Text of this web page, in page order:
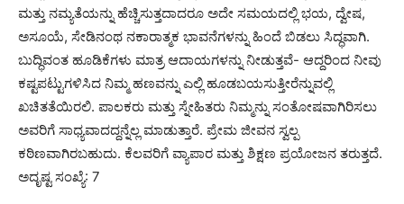
ಮತ್ತು ನಮ್ಯತೆಯನ್ನು ಹೆಚ್ಚಿಸುತ್ತದಾದರೂ ಅದೇ ಸಮಯದಲ್ಲಿ ಭಯ, ದ್ವೇಷ,
ಅಸೂಯೆ, ಸೇಡಿನಂಥ ನಕಾರಾತ್ಮಕ ಭಾವನೆಗಳನ್ನು ಹಿಂದೆ ಬಿಡಲು ಸಿದ್ಧವಾಗಿ.
ಬುದ್ಧಿವಂತ ಹೂಡಿಕೆಗಳು ಮಾತ್ರ ಆದಾಯಗಳನ್ನು ನೀಡುತ್ತವೆ- ಆದ್ದರಿಂದ ನೀವು
ಕಷ್ಟಪಟ್ಟುಗಳಿಸಿದ ನಿಮ್ಮ ಹಣವನ್ನು ಎಲ್ಲಿ ಹೂಡಬಯಸುತ್ತೀರೆನ್ನುವಲ್ಲಿ
ಖಚಿತತೆಯಿರಲಿ. ಪಾಲಕರು ಮತ್ತು ಸ್ನೇಹಿತರು ನಿಮ್ಮನ್ನು ಸಂತೋಷವಾಗಿರಿಸಲು
ಅವರಿಗೆ ಸಾಧ್ಯವಾದದ್ದನ್ನೆಲ್ಲ ಮಾಡುತ್ತಾರೆ. ಪ್ರೇಮ ಜೀವನ ಸ್ವಲ್ಪ
ಕಠಿಣವಾಗಿರಬಹುದು. ಕೆಲವರಿಗೆ ವ್ಯಾಪಾರ ಮತ್ತು ಶಿಕ್ಷಣ ಪ್ರಯೋಜನ ತರುತ್ತದೆ.
ಅದೃಷ್ಟ ಸಂಖ್ಯೆ: 7